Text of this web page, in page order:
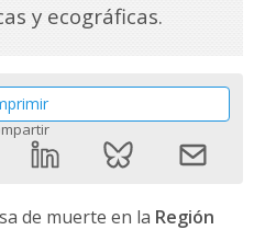
y ecográficas.
de muerte en la Región